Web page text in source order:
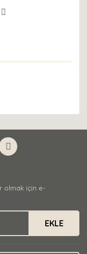
olmak için e-
EKLE